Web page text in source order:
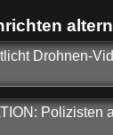
Drohnen-
Polizisten